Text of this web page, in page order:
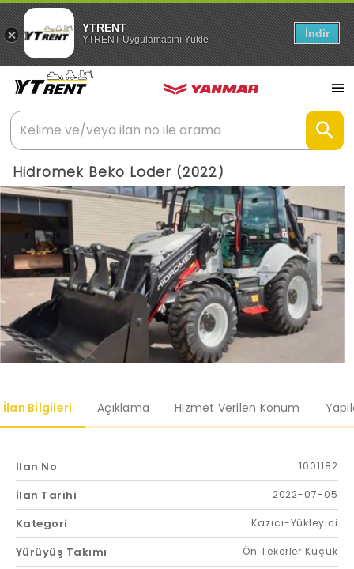
YTRENT
YTRENT Uygulamasını Yükle İndir
Hidromek Beko Loder (2022)
İlan Bilgileri Açıklama Hizmet Verilen Konum
İlan No 1001182
İlan Tarihi 2022-07-05
Kategori Kazıcı-Yükleyici
Yürüyüş Takımı Ön Tekerler Küçük